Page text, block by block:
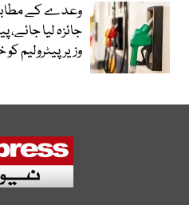
وعدے کے مطابق
جائزہ لیا جائے،
وزیرپیٹرولیم